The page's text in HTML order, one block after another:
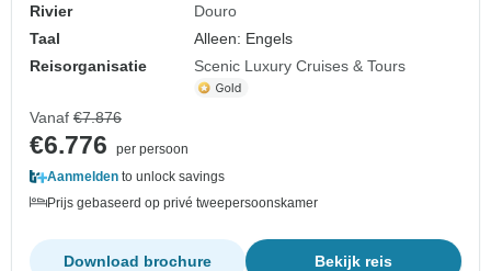
Rivier
Douro
Taal
Alleen: Engels
Reisorganisatie
Scenic Luxury Cruises & Tours
Vanaf €7.876
€6.776
per persoon
Aanmelden to unlock savings
Prijs gebaseerd op privé tweepersoonskamer
Bekijk reis
Download brochure